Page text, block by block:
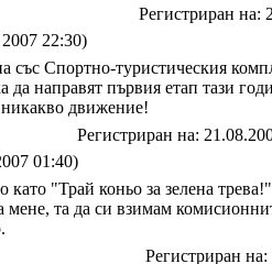
Регистриран на:
22:30)
със Спортно-туристическия
да направят първия етап тази
движение!
Регистриран на:
01:40)
като "Трай коньо за зелена
мене, та да си взимам
Регистриран